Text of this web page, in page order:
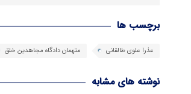
برچسب ها
عذرا علوی طالقانی متهمان دادگاه مجاهدین خلق
نوشته های مشابه